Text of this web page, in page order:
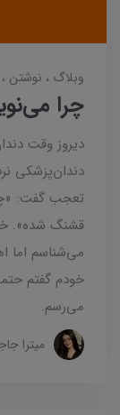
وبلاگ نوشتن
چرا
دیروز وقت
دندان‌پزشکی
تعجب گفت:
قشنگ شده».
می‌شناسم اما
خودم گفتم
می‌رسم.
میترا